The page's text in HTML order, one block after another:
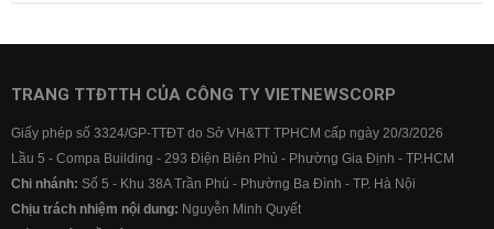
TRANG TTĐTTH CỦA CÔNG TY VIETNEWSCORP
Giấy phép số 3324/GP-TTĐT do Sở VH&TT TPHCM cấp ngày 20/3/2026
Lầu 5 - Compa Building - 293 Điện Biên Phủ - Phường Gia Định - TP.HCM
Chi nhánh: Số 5 - Khu 38A Trần Phú - Phường Ba Đình - TP. Hà Nội
Chịu trách nhiệm nội dung: Nguyễn Minh Quyết